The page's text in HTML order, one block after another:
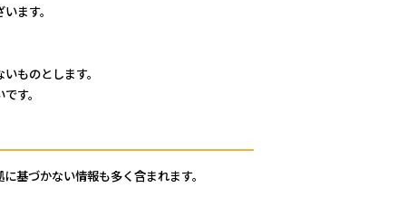
ます。
ものとします。
す。
基づかない情報も多く含まれます。